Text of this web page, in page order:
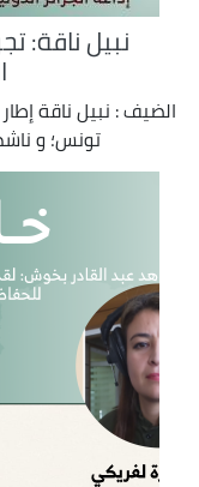
نبيل ناقة:
الضيف : نبيل ناقة
تونس؛ و